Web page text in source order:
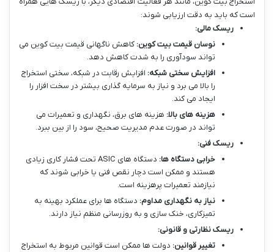
است که باید به دقت ارزیابی شوند:
ریسک مالی:
نوسان قیمت بیت کوین: کاهش ناگهانی قیمت بیت کوین می
تواند سودآوری را به شدت کاهش دهد.
افزایش سختی شبکه: افزایش رقابت در شبکه، سختی استخراج
را بالا می برد و نیاز به سرمایه گذاری بیشتر در سخت افزار را
ایجاد می کند.
هزینه های بالا: هزینه های برق، نگهداری و تعمیرات می
تواند در صورت عدم مدیریت صحیح، سود را از بین ببرد.
ریسک فنی:
خرابی دستگاه ها:
دستگاه های ASIC تحت فشار کاری زیادی
هستند و ممکن است دچار نقص فنی یا خرابی شوند که
نیازمند تعمیرات پرهزینه است.
نیاز به نگهداری مداوم: دستگاه ها برای عملکرد بهینه به
تمیزکاری، خنک سازی و به روزرسانی منظم نیاز دارند.
ریسک نظارتی و قانونی:
تغییر قوانین: دولت ها ممکن است قوانین مربوط به استخراج